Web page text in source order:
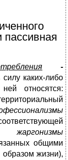
пассивная
-
каких-либо
ней относятся:
жаргонизмы
общими
жизни),